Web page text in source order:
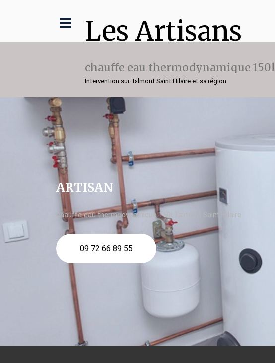
Les Artisans
chauffe eau thermodynamique 150l
Intervention sur Talmont Saint Hilaire et sa région
ARTISAN
chauffe eau thermodynamique 150l Talmont Saint Hilaire
09 72 66 89 55